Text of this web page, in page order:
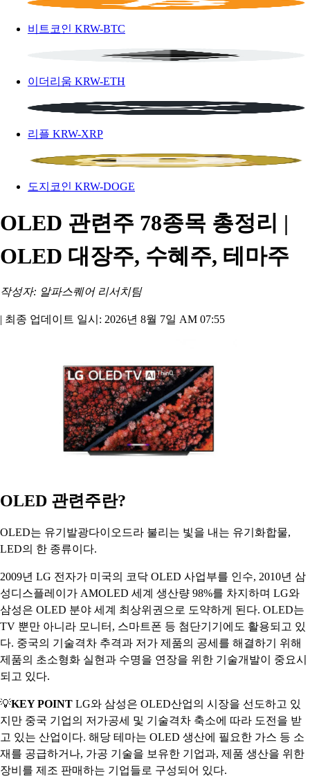
비트코인 KRW-BTC
이더리움 KRW-ETH
리플 KRW-XRP
도지코인 KRW-DOGE
OLED 관련주 78종목 총정리 |
OLED 대장주, 수혜주, 테마주
작성자: 알파스퀘어 리서치팀
| 최종 업데이트 일시: 2026년 8월 7일 AM 07:55
OLED 관련주란?
OLED는 유기발광다이오드라 불리는 빛을 내는 유기화합물,
LED의 한 종류이다.
2009년 LG 전자가 미국의 코닥 OLED 사업부를 인수, 2010년 삼
성디스플레이가 AMOLED 세계 생산량 98%를 차지하며 LG와
삼성은 OLED 분야 세계 최상위권으로 도약하게 된다. OLED는
TV 뿐만 아니라 모니터, 스마트폰 등 첨단기기에도 활용되고 있
다. 중국의 기술격차 추격과 저가 제품의 공세를 해결하기 위해
제품의 초소형화 실현과 수명을 연장을 위한 기술개발이 중요시
되고 있다.
💡KEY POINT LG와 삼성은 OLED산업의 시장을 선도하고 있
지만 중국 기업의 저가공세 및 기술격차 축소에 따라 도전을 받
고 있는 산업이다. 해당 테마는 OLED 생산에 필요한 가스 등 소
재를 공급하거나, 가공 기술을 보유한 기업과, 제품 생산을 위한
장비를 제조 판매하는 기업들로 구성되어 있다.